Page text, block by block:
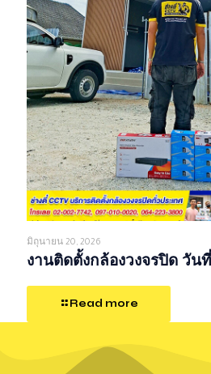
มิถุนายน 20, 2026
งานติดตั้งกล้องวงจรปิด วันที่
Read more